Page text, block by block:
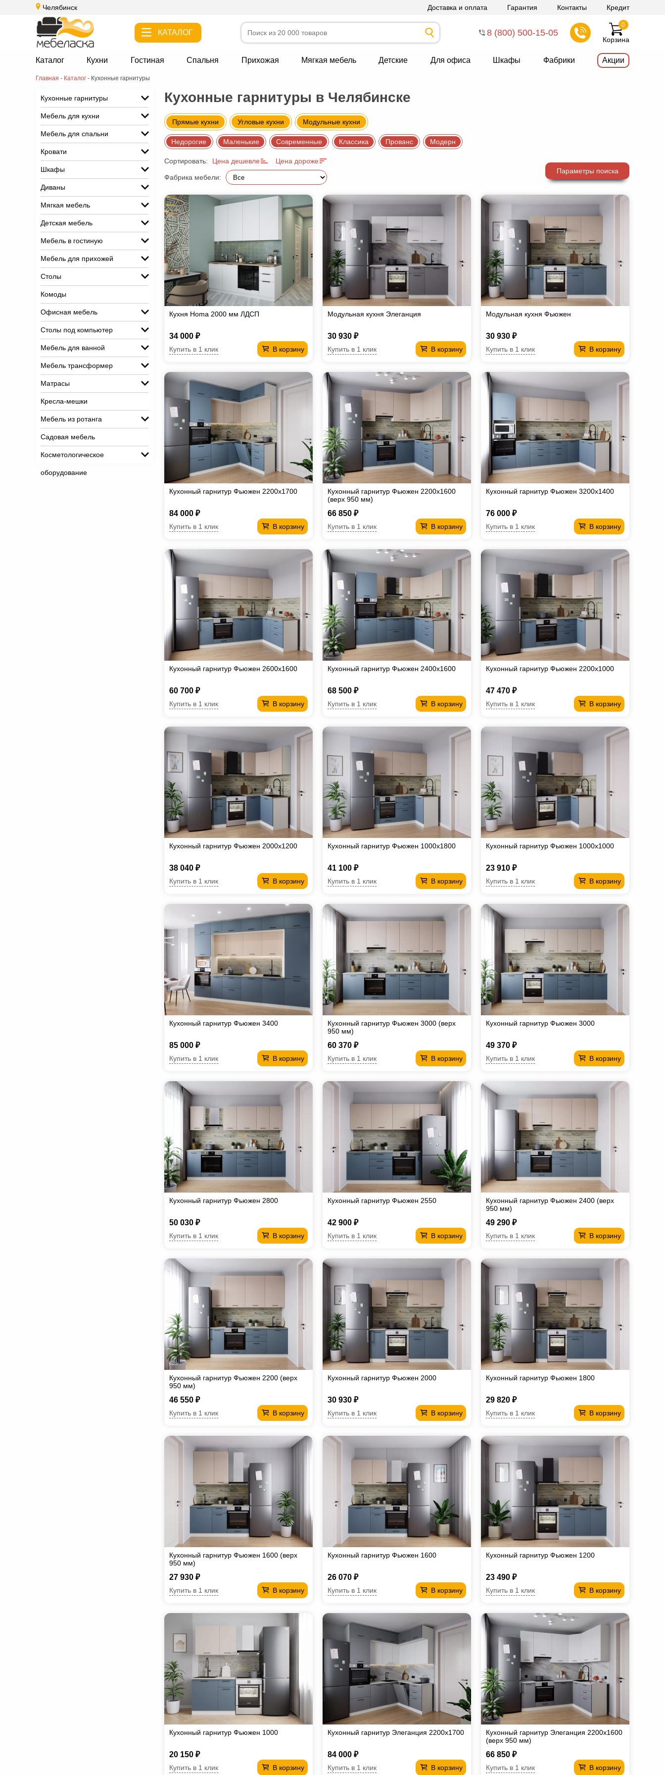
Челябинск Доставка и оплата Гарантия Контакты Кредит
КАТАЛОГ 8 (800) 500-15-05
Корзина
0
Каталог Кухни Гостиная Спальня Прихожая Мягкая мебель Детские Для офиса Шкафы Фабрики Акции
Главная - Каталог - Кухонные гарнитуры
Кухонные гарнитуры
Мебель для кухни
Мебель для спальни
Кровати
Шкафы
Диваны
Мягкая мебель
Детская мебель
Мебель в гостиную
Мебель для прихожей
Столы
Комоды
Офисная мебель
Столы под компьютер
Мебель для ванной
Мебель трансформер
Матрасы
Кресла-мешки
Мебель из ротанга
Садовая мебель
Косметологическое
оборудование
Кухонные гарнитуры в Челябинске
Прямые кухни Угловые кухни Модульные кухни
Недорогие Маленькие Современные Классика Прованс Модерн
Сортировать: Цена дешевле Цена дороже
Фабрика мебели:
Параметры поиска
Кухня Homa 2000 мм ЛДСП
34 000 ₽
В корзину
Купить в 1 клик
Модульная кухня Элеганция
30 930 ₽
В корзину
Купить в 1 клик
Модульная кухня Фьюжен
30 930 ₽
В корзину
Купить в 1 клик
Кухонный гарнитур Фьюжен 2200х1700
84 000 ₽
В корзину
Купить в 1 клик
Кухонный гарнитур Фьюжен 2200х1600
(верх 950 мм)
66 850 ₽
В корзину
Купить в 1 клик
Кухонный гарнитур Фьюжен 3200х1400
76 000 ₽
В корзину
Купить в 1 клик
Кухонный гарнитур Фьюжен 2600х1600
60 700 ₽
В корзину
Купить в 1 клик
Кухонный гарнитур Фьюжен 2400х1600
68 500 ₽
В корзину
Купить в 1 клик
Кухонный гарнитур Фьюжен 2200х1000
47 470 ₽
В корзину
Купить в 1 клик
Кухонный гарнитур Фьюжен 2000х1200
38 040 ₽
В корзину
Купить в 1 клик
Кухонный гарнитур Фьюжен 1000х1800
41 100 ₽
В корзину
Купить в 1 клик
Кухонный гарнитур Фьюжен 1000х1000
23 910 ₽
В корзину
Купить в 1 клик
Кухонный гарнитур Фьюжен 3400
85 000 ₽
В корзину
Купить в 1 клик
Кухонный гарнитур Фьюжен 3000 (верх
950 мм)
60 370 ₽
В корзину
Купить в 1 клик
Кухонный гарнитур Фьюжен 3000
49 370 ₽
В корзину
Купить в 1 клик
Кухонный гарнитур Фьюжен 2800
50 030 ₽
В корзину
Купить в 1 клик
Кухонный гарнитур Фьюжен 2550
42 900 ₽
В корзину
Купить в 1 клик
Кухонный гарнитур Фьюжен 2400 (верх
950 мм)
49 290 ₽
В корзину
Купить в 1 клик
Кухонный гарнитур Фьюжен 2200 (верх
950 мм)
46 550 ₽
В корзину
Купить в 1 клик
Кухонный гарнитур Фьюжен 2000
30 930 ₽
В корзину
Купить в 1 клик
Кухонный гарнитур Фьюжен 1800
29 820 ₽
В корзину
Купить в 1 клик
Кухонный гарнитур Фьюжен 1600 (верх
950 мм)
27 930 ₽
В корзину
Купить в 1 клик
Кухонный гарнитур Фьюжен 1600
26 070 ₽
В корзину
Купить в 1 клик
Кухонный гарнитур Фьюжен 1200
23 490 ₽
В корзину
Купить в 1 клик
Кухонный гарнитур Фьюжен 1000
20 150 ₽
В корзину
Купить в 1 клик
Кухонный гарнитур Элеганция 2200х1700
84 000 ₽
В корзину
Купить в 1 клик
Кухонный гарнитур Элеганция 2200х1600
(верх 950 мм)
66 850 ₽
В корзину
Купить в 1 клик